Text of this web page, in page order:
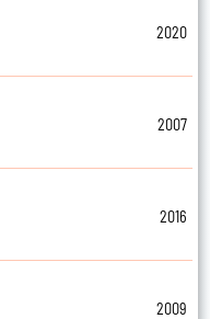
2020
2007
2016
2009